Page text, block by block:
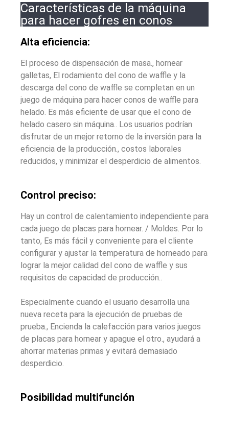
Características de la máquina
para hacer gofres en conos
Alta eficiencia:
El proceso de dispensación de masa., hornear
galletas, El rodamiento del cono de waffle y la
descarga del cono de waffle se completan en un
juego de máquina para hacer conos de waffle para
helado. Es más eficiente de usar que el cono de
helado casero sin máquina.. Los usuarios podrían
disfrutar de un mejor retorno de la inversión para la
eficiencia de la producción., costos laborales
reducidos, y minimizar el desperdicio de alimentos.
Control preciso:
Hay un control de calentamiento independiente para
cada juego de placas para hornear. / Moldes. Por lo
tanto, Es más fácil y conveniente para el cliente
configurar y ajustar la temperatura de horneado para
lograr la mejor calidad del cono de waffle y sus
requisitos de capacidad de producción..
Especialmente cuando el usuario desarrolla una
nueva receta para la ejecución de pruebas de
prueba., Encienda la calefacción para varios juegos
de placas para hornear y apague el otro., ayudará a
ahorrar materias primas y evitará demasiado
desperdicio.
Posibilidad multifunción